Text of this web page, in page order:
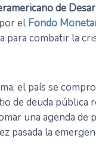
de
elFondo
para combatir la
el país se
de deuda pública
una agenda de
pasada la